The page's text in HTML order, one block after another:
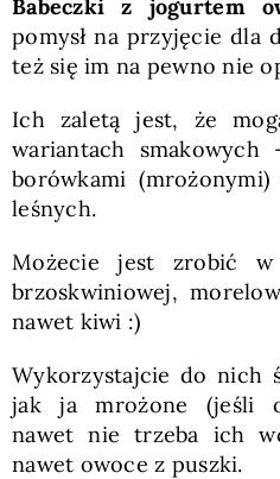
Babeczki z jogurtem
pomysł na przyjęcie dla
też się im na pewno nie
Ich zaletą jest, że
wariantach
borówkami
leśnych.
Możecie jest zrobić w
brzoskwiniowej,
nawet kiwi :)
Wykorzystajcie do nich
jak ja mrożone (jeśli
nawet nie trzeba ich
nawet owoce z puszki.